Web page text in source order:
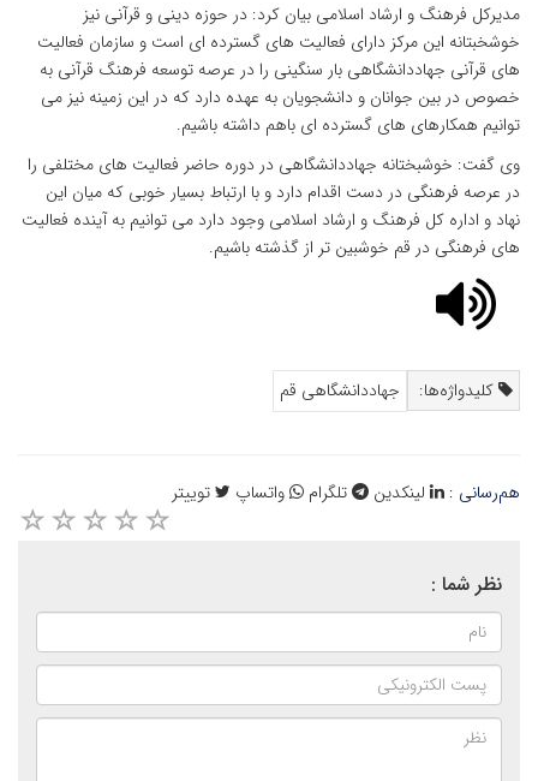
مدیرکل فرهنگ و ارشاد اسلامی بیان کرد: در حوزه دینی و قرآنی نیز
خوشخبتانه این مرکز دارای فعالیت های گسترده ای است و سازمان فعالیت
های قرآنی جهاددانشگاهی بار سنگینی را در عرصه توسعه فرهنگ قرآنی به
خصوص در بین جوانان و دانشجویان به عهده دارد که در این زمینه نیز می
توانیم همکارهای های گسترده ای باهم داشته باشیم.
وی گفت: خوشبختانه جهاددانشگاهی در دوره حاضر فعالیت های مختلفی را
در عرصه فرهنگی در دست اقدام دارد و با ارتباط بسیار خوبی که میان این
نهاد و اداره کل فرهنگ و ارشاد اسلامی وجود دارد می توانیم به آینده فعالیت
های فرهنگی در قم خوشبین تر از گذشته باشیم.
کلیدواژه‌ها: جهاددانشگاهی قم
هم‌رسانی : لینکدین تلگرام واتساپ توییتر
نظر شما :